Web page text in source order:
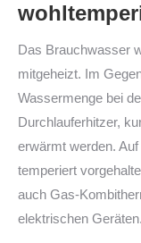
Das Brauchwasser
mitgeheizt. Im
Wassermenge bei
Durchlauferhitzer,
erwärmt werden.
temperiert
auch Gas-
elektrischen Geräten.